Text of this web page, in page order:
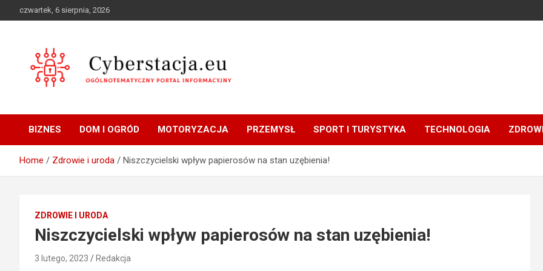
to
czwartek, 6 sierpnia, 2026
Cyberstacja.eu
BIZNES DOM I OGRÓD MOTORYZACJA PRZEMYSŁ SPORT I TURYSTYKA TECHNOLOGIA
Home Zdrowie i uroda Niszczycielski wpływ papierosów na stan uzębienia!
ZDROWIE I URODA
Niszczycielski wpływ papierosów na stan uzębienia!
3 lutego, 2023 Redakcja